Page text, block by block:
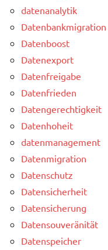
datenanalytik
Datenbankmigration
Datenboost
Datenexport
Datenfreigabe
Datenfrieden
Datengerechtigkeit
Datenhoheit
datenmanagement
Datenmigration
Datenschutz
Datensicherheit
Datensicherung
Datensouveränität
Datenspeicher